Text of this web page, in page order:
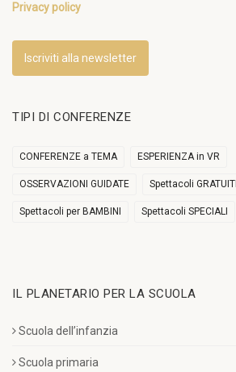
Privacy policy
Iscriviti alla newsletter
TIPI DI CONFERENZE
CONFERENZE a TEMA ESPERIENZA in VR
OSSERVAZIONI GUIDATE Spettacoli GRATUITI
Spettacoli per BAMBINI Spettacoli SPECIALI
IL PLANETARIO PER LA SCUOLA
Scuola dell’infanzia
Scuola primaria